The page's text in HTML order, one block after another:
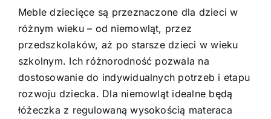
Meble dziecięce są przeznaczone dla dzieci w
różnym wieku – od niemowląt, przez
przedszkolaków, aż po starsze dzieci w wieku
szkolnym. Ich różnorodność pozwala na
dostosowanie do indywidualnych potrzeb i etapu
rozwoju dziecka. Dla niemowląt idealne będą
łóżeczka z regulowaną wysokością materaca